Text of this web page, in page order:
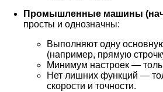
Промышленные машины
просты и однозначны:
Выполняют одну
(например, прямую
Минимум настроек —
Нет лишних функций —
скорости и точности.